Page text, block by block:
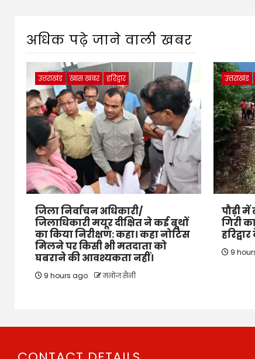
अधिक पढ़े जाने वाली खबर
उत्तराखंड खास खबर हरिद्वार
जिला निर्वाचन अधिकारी/
जिलाधिकारी मयूर दीक्षित ने कई बूथों
का किया निरीक्षण: कहा। कहा नोटिस
मिलने पर किसी भी मतदाता को
घबराने की आवश्यकता नहीं।
9 hours ago मनोज सैनी
उत्तराखंड
पौड़ी में
गिरी
9